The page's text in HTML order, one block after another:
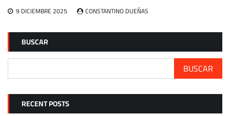
9 DICIEMBRE 2025 CONSTANTINO DUEÑAS
BUSCAR
BUSCAR
RECENT POSTS